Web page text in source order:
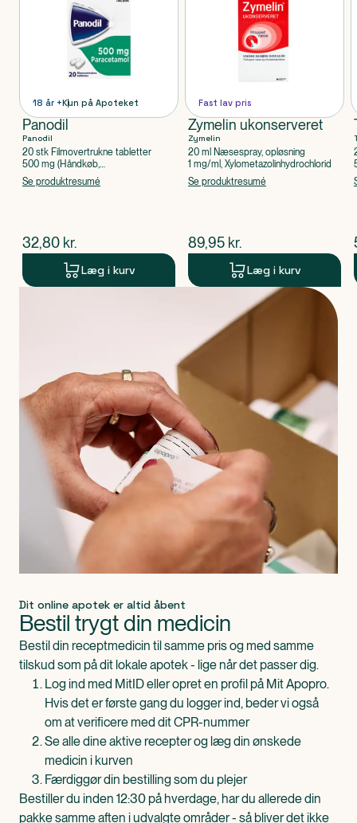
18 år +Kun på Apoteket
Panodil
Panodil
20 stk Filmovertrukne tabletter
500 mg (Håndkøb,
apoteksforbeholdt), Paracetamol
Se produktresumé
$nuværende pris
32,80 kr.
Læg i kurv
Fast lav pris
Zymelin ukonserveret
Zymelin
20 ml Næsespray, opløsning
1 mg/ml, Xylometazolinhydrochlorid
Se produktresumé
$nuværende pris
89,95 kr.
Læg i kurv
Dit online apotek er altid åbent
Bestil trygt din medicin
Bestil din receptmedicin til samme pris og med samme
tilskud som på dit lokale apotek - lige når det passer dig.
Log ind med MitID eller opret en profil på Mit Apopro.
Hvis det er første gang du logger ind, beder vi også
om at verificere med dit CPR-nummer
Se alle dine aktive recepter og læg din ønskede
medicin i kurven
Færdiggør din bestilling som du plejer
Bestiller du inden 12:30 på hverdage, har du allerede din
pakke samme aften i udvalgte områder - så bliver det ikke